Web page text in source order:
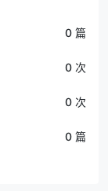
0 篇
0 次
0 次
0 篇